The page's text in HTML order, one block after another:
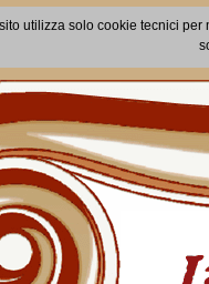
sito utilizza solo cookie tecnici